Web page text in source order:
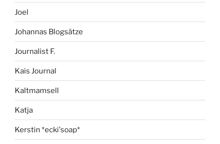
Joel
Johannas Blogsätze
Journalist F.
Kais Journal
Kaltmamsell
Katja
Kerstin *ecki'soap*